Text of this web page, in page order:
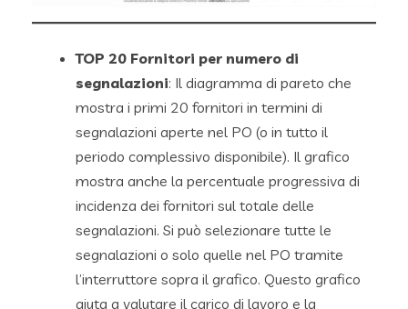
TOP 20 Fornitori per numero di
segnalazioni: Il diagramma di pareto che
mostra i primi 20 fornitori in termini di
segnalazioni aperte nel PO (o in tutto il
periodo complessivo disponibile). Il grafico
mostra anche la percentuale progressiva di
incidenza dei fornitori sul totale delle
segnalazioni. Si può selezionare tutte le
segnalazioni o solo quelle nel PO tramite
l’interruttore sopra il grafico. Questo grafico
aiuta a valutare il carico di lavoro e la